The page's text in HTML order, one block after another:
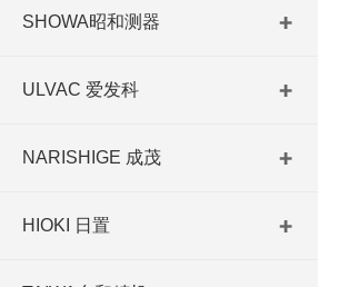
SHOWA昭和测器
ULVAC 爱发科
NARISHIGE 成茂
HIOKI 日置